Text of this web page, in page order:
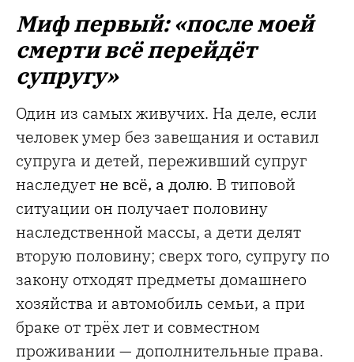
Миф первый: «после моей
смерти всё перейдёт
супругу»
Один из самых живучих. На деле, если
человек умер без завещания и оставил
супруга и детей, переживший супруг
наследует не всё, а долю. В типовой
ситуации он получает половину
наследственной массы, а дети делят
вторую половину; сверх того, супругу по
закону отходят предметы домашнего
хозяйства и автомобиль семьи, а при
браке от трёх лет и совместном
проживании — дополнительные права.